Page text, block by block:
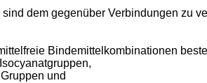
dem gegenüber Verbindungen zu
Bindemittelkombinationen
und